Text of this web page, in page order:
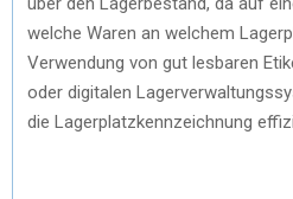
welche Waren an welchem
Verwendung von gut lesbaren
oder digitalen
die Lagerplatzkennzeichnung